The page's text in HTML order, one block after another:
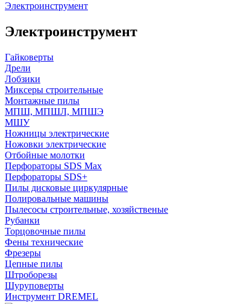
Электроинструмент
Электроинструмент
Гайковерты
Дрели
Лобзики
Миксеры строительные
Монтажные пилы
МПШ, МПШЛ, МПШЭ
МШУ
Ножницы электрические
Ножовки электрические
Отбойные молотки
Перфораторы SDS Max
Перфораторы SDS+
Пилы дисковые циркулярные
Полировальные машины
Пылесосы строительные, хозяйственые
Рубанки
Торцовочные пилы
Фены технические
Фрезеры
Цепные пилы
Штроборезы
Шуруповерты
Инструмент DREMEL